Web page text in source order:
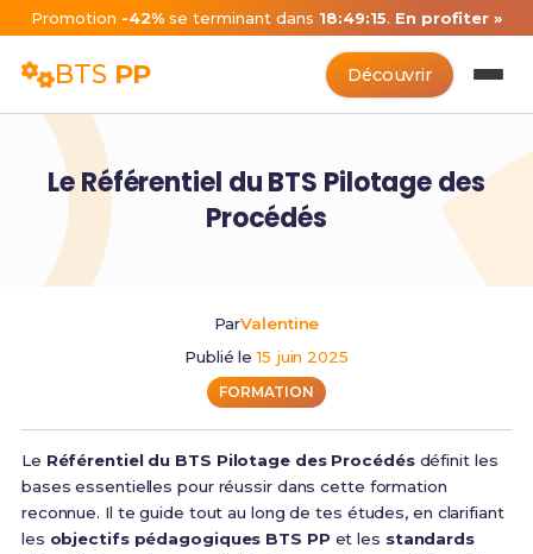
Promotion -42%se terminant dans 18:49:14. En profiter »
BTS PP Découvrir
Le Référentiel du BTS Pilotage des
Procédés
ParValentine
Publié le15 juin 2025
FORMATION
Le Référentiel du BTS Pilotage des Procédésdéfinit les
bases essentielles pour réussir dans cette formation
reconnue. Il te guide tout au long de tes études, en clarifiant
les objectifs pédagogiques BTS PP et les standards